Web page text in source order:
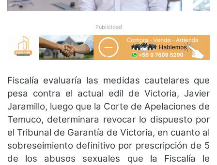
Publicidad
Fiscalía evaluaría las medidas cautelares que
pesa contra el actual edil de Victoria, Javier
Jaramillo, luego que la Corte de Apelaciones de
Temuco, determinara revocar lo dispuesto por
el Tribunal de Garantía de Victoria, en cuanto al
sobreseimiento definitivo por prescripción de 5
de los abusos sexuales que la Fiscalía le